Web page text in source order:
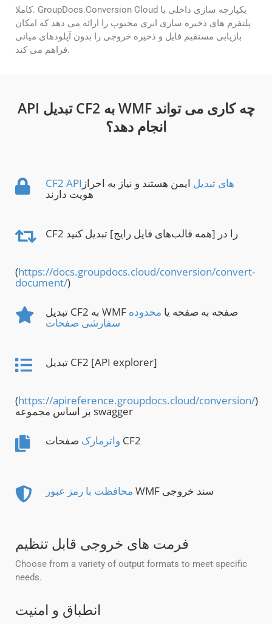
کاملا. GroupDocs.Conversion Cloud یکپارچه سازی داخلی با
پلتفرم های ذخیره سازی ابری محبوب را ارائه می دهد که امکان
بازیابی مستقیم فایل و ذخیره خروجی را بدون آپلودهای میانی
فراهم می کند.
API تبدیل CF2 به WMF چه کاری می تواند
انجام دهد؟
CF2 APIهای تبدیل ایمن هستند و نیاز به احراز
هویت دارند
CF2 را در [همه قالب‌های فایل رایج] تبدیل کنید
(https://docs.groupdocs.cloud/conversion/convert-
document/)
تبدیل CF2 به WMF صفحه به صفحه یا محدوده
سفارشی صفحات
تبدیل CF2 [API explorer]
(https://apireference.groupdocs.cloud/conversion/)
بر اساس مجموعه swagger
واترمارک صفحات CF2
محافظت با رمز عبور WMF سند خروجی
فرمت های خروجی قابل تنظیم
Choose from a variety of output formats to meet specific
needs.
انطباق و امنیت